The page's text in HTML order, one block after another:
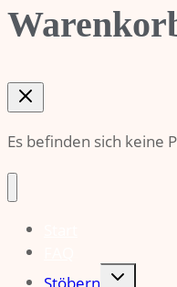
Es befinden sich keine
Stöbern
Untermenü